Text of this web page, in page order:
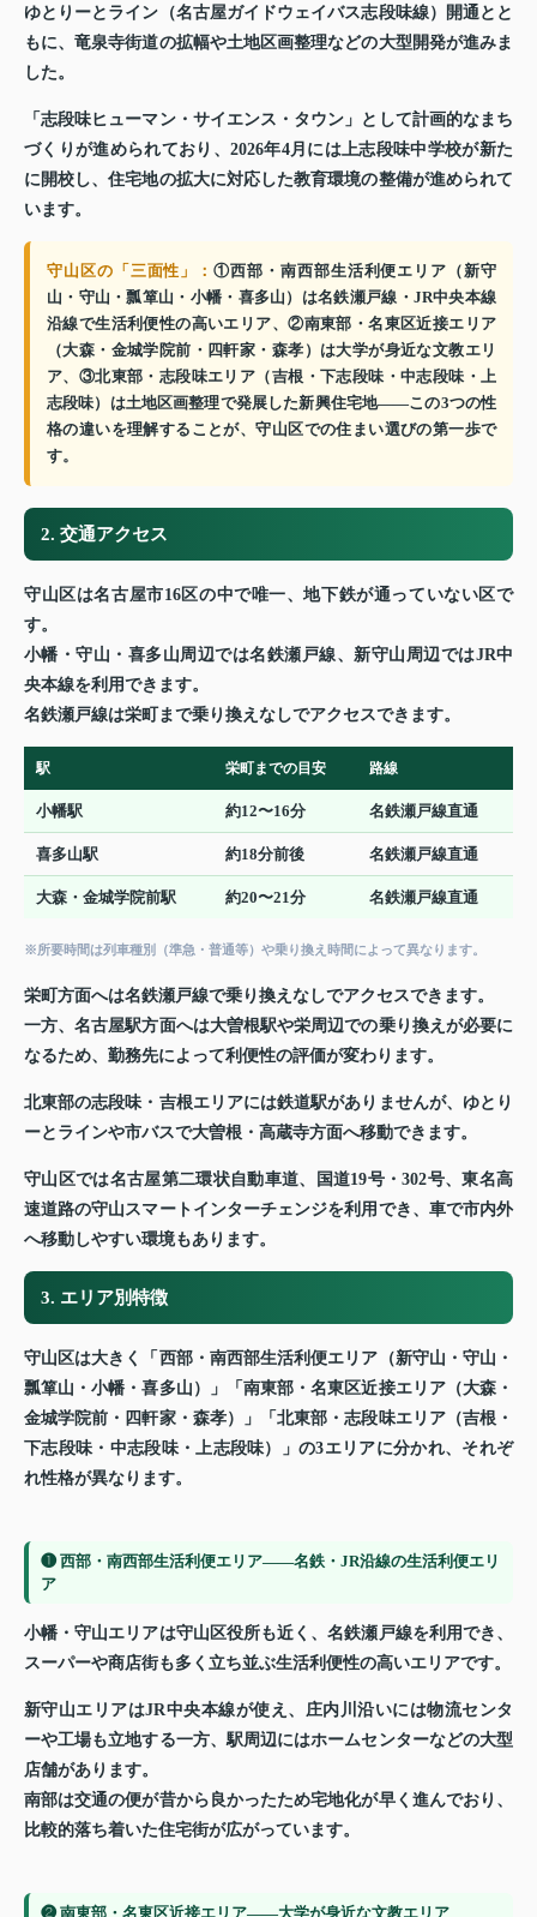
ゆとりーとライン（名古屋ガイドウェイバス志段味線）開通とと
もに、竜泉寺街道の拡幅や土地区画整理などの大型開発が進みま
した。
「志段味ヒューマン・サイエンス・タウン」として計画的なまち
づくりが進められており、2026年4月には上志段味中学校が新た
に開校し、住宅地の拡大に対応した教育環境の整備が進められて
います。
守山区の「三面性」：①西部・南西部生活利便エリア（新守
山・守山・瓢箪山・小幡・喜多山）は名鉄瀬戸線・JR中央本線
沿線で生活利便性の高いエリア、②南東部・名東区近接エリア
（大森・金城学院前・四軒家・森孝）は大学が身近な文教エリ
ア、③北東部・志段味エリア（吉根・下志段味・中志段味・上
志段味）は土地区画整理で発展した新興住宅地——この3つの性
格の違いを理解することが、守山区での住まい選びの第一歩で
す。
2. 交通アクセス
守山区は名古屋市16区の中で唯一、地下鉄が通っていない区で
す。
小幡・守山・喜多山周辺では名鉄瀬戸線、新守山周辺ではJR中
央本線を利用できます。
名鉄瀬戸線は栄町まで乗り換えなしでアクセスできます。
駅 栄町までの目安 路線
小幡駅 約12〜16分 名鉄瀬戸線直通
喜多山駅 約18分前後 名鉄瀬戸線直通
大森・金城学院前駅 約20〜21分 名鉄瀬戸線直通
※所要時間は列車種別（準急・普通等）や乗り換え時間によって異なります。
栄町方面へは名鉄瀬戸線で乗り換えなしでアクセスできます。
一方、名古屋駅方面へは大曽根駅や栄周辺での乗り換えが必要に
なるため、勤務先によって利便性の評価が変わります。
北東部の志段味・吉根エリアには鉄道駅がありませんが、ゆとり
ーとラインや市バスで大曽根・高蔵寺方面へ移動できます。
守山区では名古屋第二環状自動車道、国道19号・302号、東名高
速道路の守山スマートインターチェンジを利用でき、車で市内外
へ移動しやすい環境もあります。
3. エリア別特徴
守山区は大きく「西部・南西部生活利便エリア（新守山・守山・
瓢箪山・小幡・喜多山）」「南東部・名東区近接エリア（大森・
金城学院前・四軒家・森孝）」「北東部・志段味エリア（吉根・
下志段味・中志段味・上志段味）」の3エリアに分かれ、それぞ
れ性格が異なります。
❶ 西部・南西部生活利便エリア——名鉄・JR沿線の生活利便エリ
ア
小幡・守山エリアは守山区役所も近く、名鉄瀬戸線を利用でき、
スーパーや商店街も多く立ち並ぶ生活利便性の高いエリアです。
新守山エリアはJR中央本線が使え、庄内川沿いには物流センタ
ーや工場も立地する一方、駅周辺にはホームセンターなどの大型
店舗があります。
南部は交通の便が昔から良かったため宅地化が早く進んでおり、
比較的落ち着いた住宅街が広がっています。
❷ 南東部・名東区近接エリア——大学が身近な文教エリア